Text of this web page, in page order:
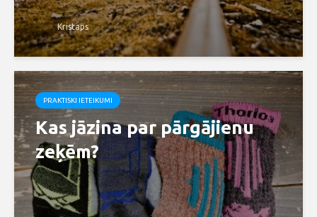
Kristaps
PRAKTISKI IETEIKUMI
Kas jāzina par pārgājienu
zeķēm?